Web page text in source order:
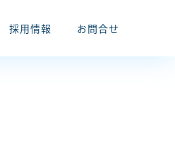
採用情報 お問合せ